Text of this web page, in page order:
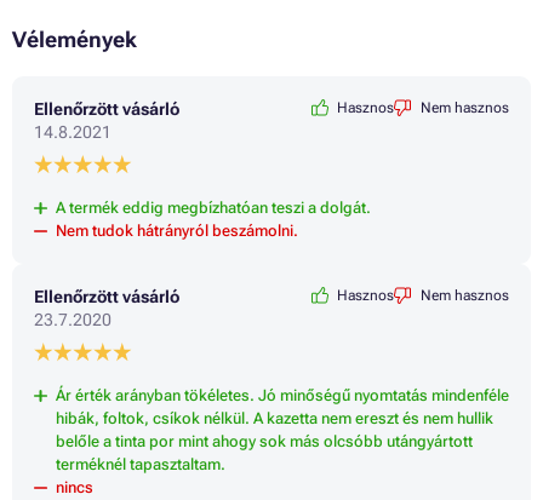
Vélemények
Ellenőrzött vásárló
14.8.2021
Hasznos Nem hasznos
A termék eddig megbízhatóan teszi a dolgát.
Nem tudok hátrányról beszámolni.
Ellenőrzött vásárló
23.7.2020
Hasznos Nem hasznos
Ár érték arányban tökéletes. Jó minőségű nyomtatás mindenféle
hibák, foltok, csíkok nélkül. A kazetta nem ereszt és nem hullik
belőle a tinta por mint ahogy sok más olcsóbb utángyártott
terméknél tapasztaltam.
nincs